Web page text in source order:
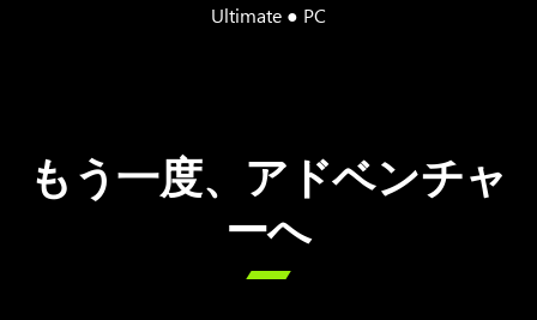
Ultimate ● PC
もう一度、アドベンチャ
ーへ
